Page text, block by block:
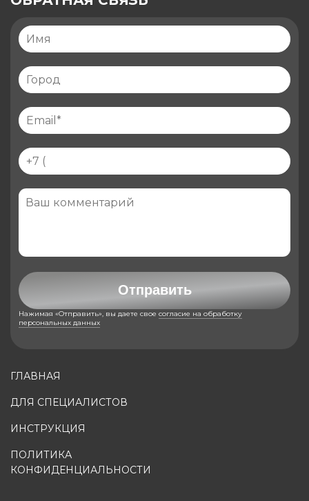
ГЛАВНАЯ
ДЛЯ СПЕЦИАЛИСТОВ
ИНСТРУКЦИЯ
ПОЛИТИКА
КОНФИДЕНЦИАЛЬНОСТИ
Отправить
Нажимая «Отправить», вы даете свое согласие на обработку
персональных данных